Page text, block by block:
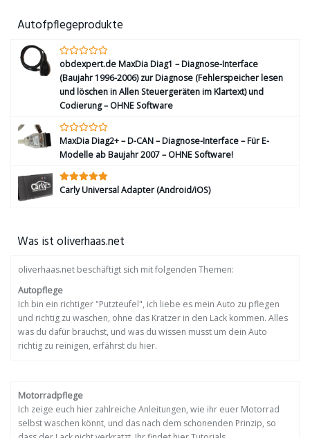
Autofpflegeprodukte
obdexpert.de MaxDia Diag1 – Diagnose-Interface
(Baujahr 1996-2006) zur Diagnose (Fehlerspeicher lesen
und löschen in Allen Steuergeräten im Klartext) und
Codierung – OHNE Software
MaxDia Diag2+ – D-CAN – Diagnose-Interface – Für E-
Modelle ab Baujahr 2007 – OHNE Software!
Carly Universal Adapter (Android/iOS)
Was ist oliverhaas.net
oliverhaas.net beschäftigt sich mit folgenden Themen:
Autopflege
Ich bin ein richtiger "Putzteufel", ich liebe es mein Auto zu pflegen
und richtig zu waschen, ohne das Kratzer in den Lack kommen. Alles
was du dafür brauchst, und was du wissen musst um dein Auto
richtig zu reinigen, erfährst du hier.
Motorradpflege
Ich zeige euch hier zahlreiche Anleitungen, wie ihr euer Motorrad
selbst waschen könnt, und das nach dem schonenden Prinzip, so